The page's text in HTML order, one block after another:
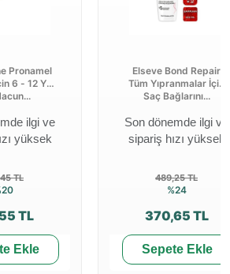
Pronamel
6 - 12 Yaş
ilgi ve
yüksek
TL
TL
Ekle
Elseve Bond Repair
Tüm Yıpranmalar İçin
Saç Bağlarını...
Son dönemde ilgi ve
sipariş hızı yüksek
489,25 TL
%24
370,65 TL
Sepete Ekle